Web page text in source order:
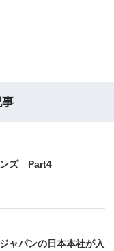
ンズ Part4
ャパンの日本本社が入